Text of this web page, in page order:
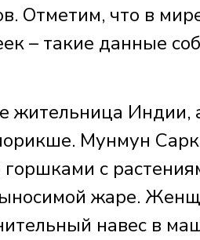
Отметим, что в
– такие данные
жительница Индии,
Мунмун
горшками с
жаре.
навес в